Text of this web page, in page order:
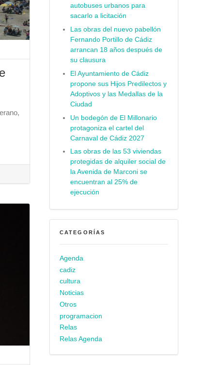
autobuses urbanos para
sacarlo a licitación
Las obras del nuevo pabellón
Fernando Portillo de Cádiz
arrancan 18 años después de
su clausura
El Ayuntamiento de Cádiz
propone sus Hijos Predilectos y
Adoptivos y las Medallas de la
Ciudad
Un bodegón de El Millonario
protagoniza el cartel del
Carnaval de Cádiz 2027
Las obras de las 53 viviendas
protegidas de alquiler social de
la Avenida de Marconi se
encuentran al 25% de
ejecución
CATEGORÍAS
Agenda
cadiz
cultura
Noticias
Otros
programacion
Relas
Relas Agenda